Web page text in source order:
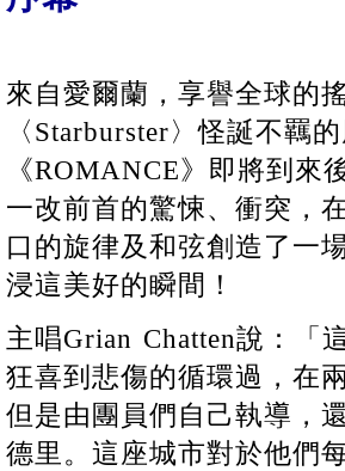
來自愛爾蘭，享譽全球的
〈Starburster〉怪誕不羈
《ROMANCE》即將到
一改前首的驚悚、衝突，
口的旋律及和弦創造了一
浸這美好的瞬間！
主唱Grian Chatten說：「
狂喜到悲傷的循環過，在
但是由團員們自己執導，
德里。這座城市對於他們